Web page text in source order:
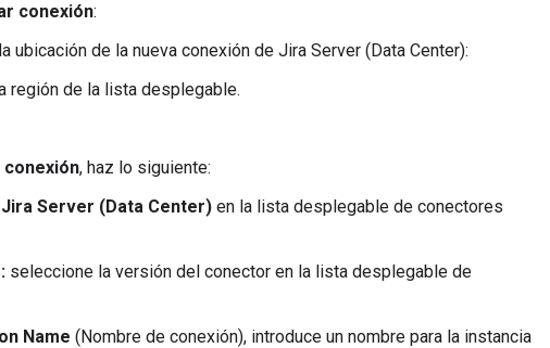
conexión:
ubicación de la nueva conexión de Jira Server (Data Center):
región de la lista desplegable.
conexión, haz lo siguiente:
Jira Server (Data Center) en la lista desplegable de conectores
seleccione la versión del conector en la lista desplegable de
Name (Nombre de conexión), introduce un nombre para la instancia